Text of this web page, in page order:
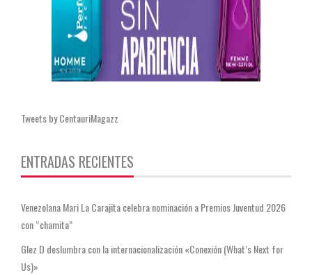
Tweets by CentauriMagazz
ENTRADAS RECIENTES
Venezolana Mari La Carajita celebra nominación a Premios Juventud 2026
con “chamita”
Glez D deslumbra con la internacionalización «Conexión (What’s Next for
Us)»